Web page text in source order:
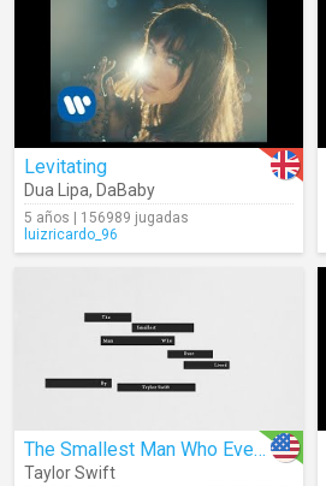
Levitating
Dua Lipa, DaBaby
5 años | 156989 jugadas
luizricardo_96
The Smallest Man Who Ever Lived (Lyrics)
Taylor Swift